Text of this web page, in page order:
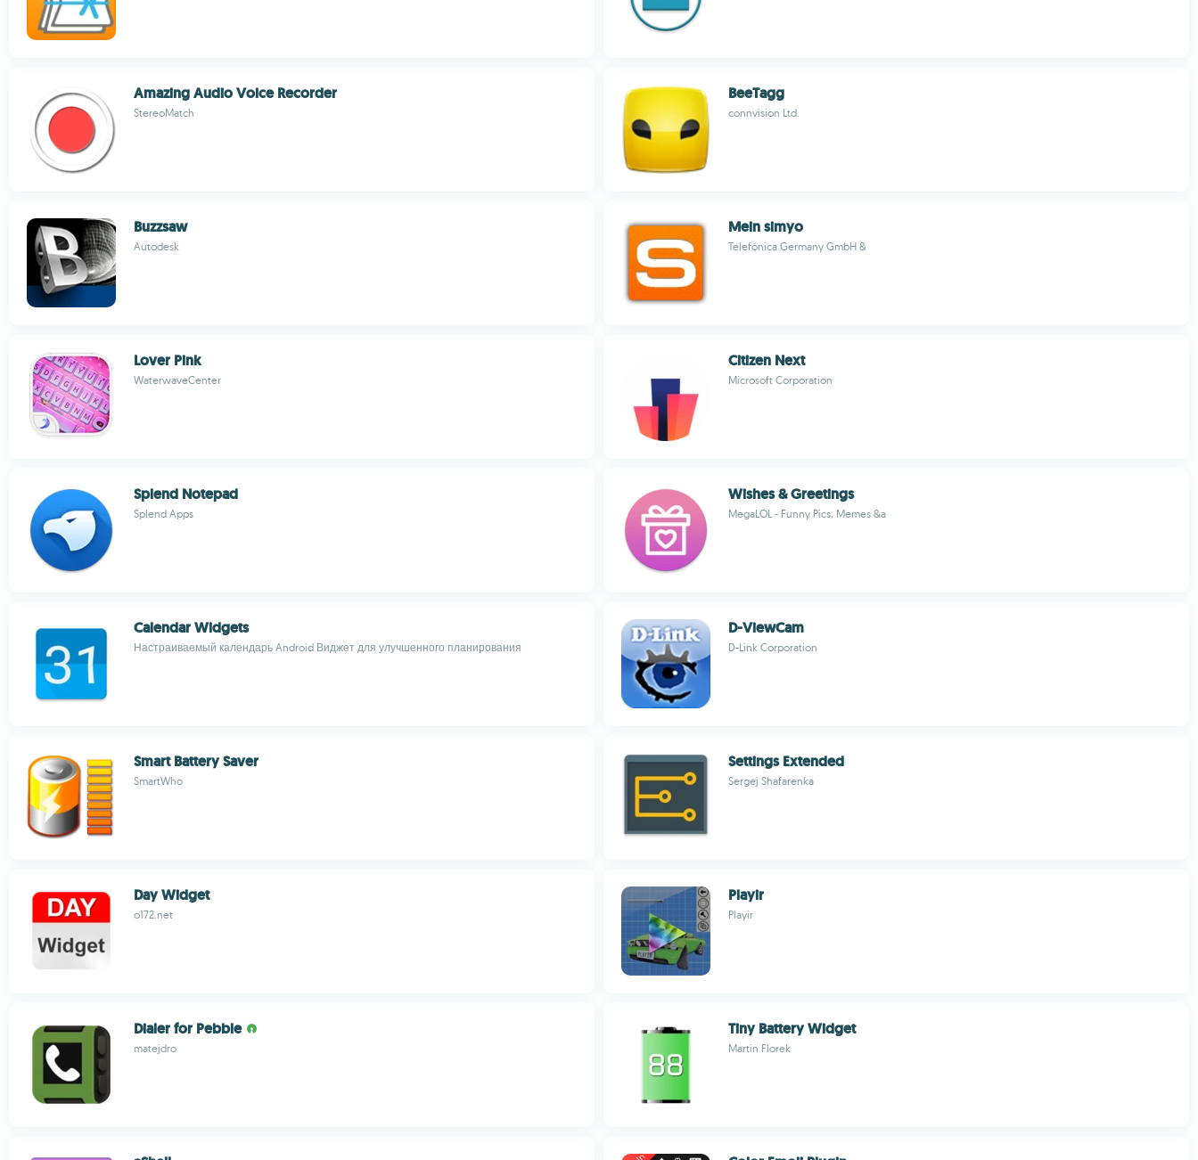
Amazing Audio Voice Recorder
StereoMatch
BeeTagg
connvision Ltd.
Buzzsaw
Autodesk
Mein simyo
Telefónica Germany GmbH &
Lover Pink
WaterwaveCenter
Citizen Next
Microsoft Corporation
Splend Notepad
Splend Apps
Wishes & Greetings
MegaLOL - Funny Pics, Memes &a
Calendar Widgets
Настраиваемый календарь Android Виджет для улучшенного планирования
D-ViewCam
D-Link Corporation
Smart Battery Saver
SmartWho
Settings Extended
Sergej Shafarenka
Day Widget
o172.net
Playir
Playir
Dialer for Pebble
matejdro
Tiny Battery Widget
Martin Florek